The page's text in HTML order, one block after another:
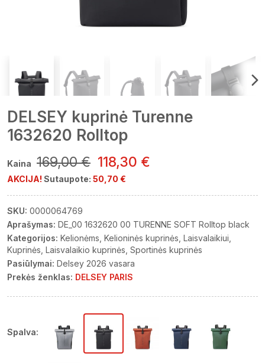
DELSEY kuprinė Turenne
1632620 Rolltop
Kaina 169,00 € 118,30 €
AKCIJA! Sutaupote: 50,70 €
SKU: 0000064769
Aprašymas: DE_00 1632620 00 TURENNE SOFT Rolltop black
Kategorijos: Kelionėms Kelioninės kuprinės Laisvalaikiui
Kuprinės Laisvalaikio kuprinės Sportinės kuprinės
Pasiūlymai: Delsey 2026 vasara
Prekės ženklas: DELSEY PARIS
Spalva: